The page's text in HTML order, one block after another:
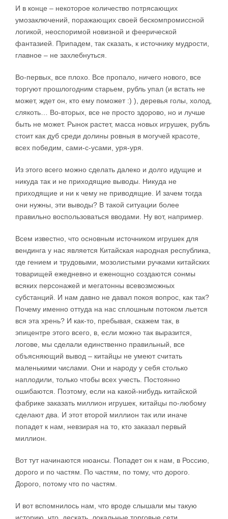
И в конце – некоторое количество потрясающих
умозаключений, поражающих своей бескомпромиссной
логикой, неоспоримой новизной и феерической
фантазией. Припадем, так сказать, к источнику мудрости,
главное – не захлебнуться.
Во-первых, все плохо. Все пропало, ничего нового, все
торгуют прошлогодним старьем, рубль упал (и встать не
может, ждет он, кто ему поможет :) ), деревья голы, холод,
слякоть… Во-вторых, все не просто здорово, но и лучше
быть не может. Рынок растет, масса новых игрушек, рубль
стоит как дуб среди долины ровныя в могучей красоте,
всех победим, сами-с-усами, уря-уря.
Из этого всего можно сделать далеко и долго идущие и
никуда так и не приходящие выводы. Никуда не
приходящие и ни к чему не приводящие. И зачем тогда
они нужны, эти выводы? В такой ситуации более
правильно воспользоваться вводами. Ну вот, например.
Всем известно, что основным источником игрушек для
вендинга у нас является Китайская народная республика,
где гением и трудовыми, мозолистыми ручками китайских
товарищей ежедневно и еженощно создаются сонмы
всяких персонажей и мегатонны всевозможных
субстанций. И нам давно не давал покоя вопрос, как так?
Почему именно оттуда на нас сплошным потоком льется
вся эта хрень? И как-то, пребывая, скажем так, в
эпицентре этого всего, в, если можно так выразится,
логове, мы сделали единственно правильный, все
объясняющий вывод – китайцы не умеют считать
маленькими числами. Они и народу у себя столько
наплодили, только чтобы всех учесть. Постоянно
ошибаются. Поэтому, если на какой-нибудь китайской
фабрике заказать миллион игрушек, китайцы по-любому
сделают два. И этот второй миллион так или иначе
попадет к нам, невзирая на то, кто заказал первый
миллион.
Вот тут начинаются нюансы. Попадет он к нам, в Россию,
дорого и по частям. По частям, по тому, что дорого.
Дорого, потому что по частям.
И вот вспомнилось нам, что вроде слышали мы такую